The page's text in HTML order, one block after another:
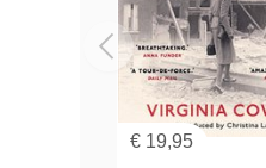
€ 19,95